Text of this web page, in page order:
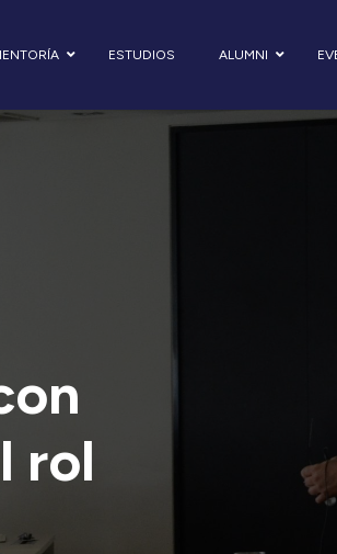
ESTUDIOS ALUMNI
rol